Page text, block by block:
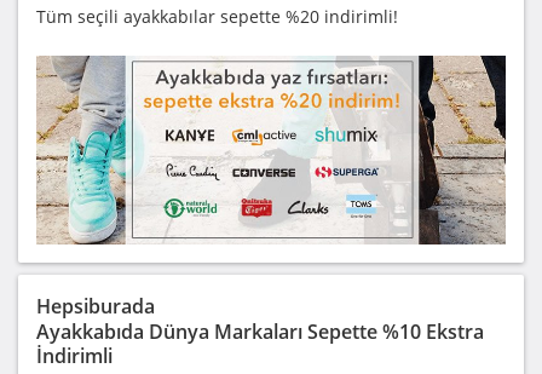
Tüm seçili ayakkabılar sepette %20 indirimli!
Hepsiburada
Ayakkabıda Dünya Markaları Sepette %10 Ekstra
İndirimli